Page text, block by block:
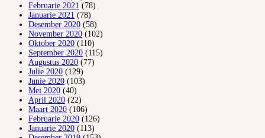
Februarie 2021 (78)
Januarie 2021 (78)
Desember 2020 (58)
November 2020 (102)
Oktober 2020 (110)
September 2020 (115)
Augustus 2020 (77)
Julie 2020 (129)
Junie 2020 (103)
Mei 2020 (40)
April 2020 (22)
Maart 2020 (106)
Februarie 2020 (126)
Januarie 2020 (113)